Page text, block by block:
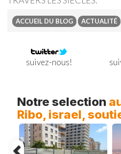
ACCUEIL DU BLOG ACTUALITÉ
suivez-nous!
Notre selection
Ribo, israel,